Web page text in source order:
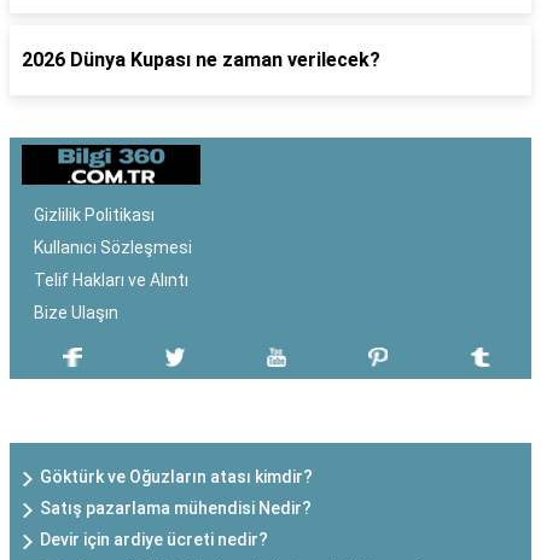
2026 Dünya Kupası ne zaman verilecek?
Gizlilik Politikası
Kullanıcı Sözleşmesi
Telif Hakları ve Alıntı
Bize Ulaşın
Göktürk ve Oğuzların atası kimdir?
Satış pazarlama mühendisi Nedir?
Devir için ardiye ücreti nedir?